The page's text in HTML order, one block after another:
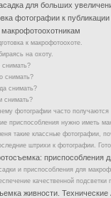
для больших
фотографии к публикации
к макрофотоохоте.
на охоту.
снимать?
снимать?
снимать?
снимать?
фотографии часто получаются
приспособления нужно иметь
такие классные фотографии,
штрихи к фотографии.
приспособления
и приспособления для
качественной подсветки
живности. Технические